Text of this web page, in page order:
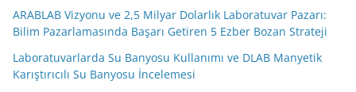
ARABLAB Vizyonu ve 2,5 Milyar Dolarlık Laboratuvar Pazarı:
Bilim Pazarlamasında Başarı Getiren 5 Ezber Bozan Strateji
Laboratuvarlarda Su Banyosu Kullanımı ve DLAB Manyetik
Karıştırıcılı Su Banyosu İncelemesi